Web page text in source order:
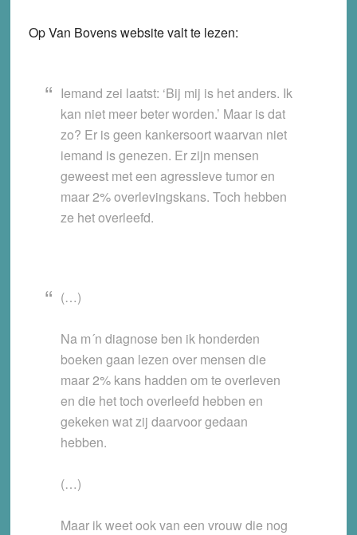
Op Van Bovens website valt te lezen:
Iemand zei laatst: ‘Bij mij is het anders. Ik
kan niet meer beter worden.’ Maar is dat
zo? Er is geen kankersoort waarvan niet
iemand is genezen. Er zijn mensen
geweest met een agressieve tumor en
maar 2% overlevingskans. Toch hebben
ze het overleefd.
(…)
Na m´n diagnose ben ik honderden
boeken gaan lezen over mensen die
maar 2% kans hadden om te overleven
en die het toch overleefd hebben en
gekeken wat zij daarvoor gedaan
hebben.
(…)
Maar ik weet ook van een vrouw die nog